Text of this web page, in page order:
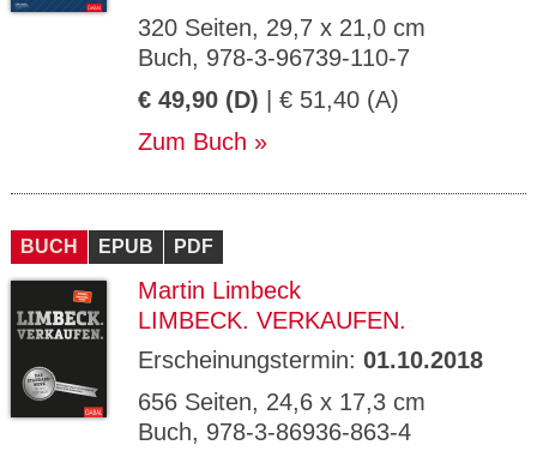
320 Seiten, 29,7 x 21,0 cm
Buch, 978-3-96739-110-7
€ 49,90 (D) | € 51,40 (A)
Zum Buch
BUCH EPUB PDF
Martin Limbeck
LIMBECK. VERKAUFEN.
Erscheinungstermin: 01.10.2018
656 Seiten, 24,6 x 17,3 cm
Buch, 978-3-86936-863-4